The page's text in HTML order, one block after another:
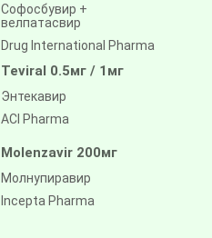
Софосбувир +
велпатасвир
Drug International Pharma
Teviral 0.5мг / 1мг
Энтекавир
ACI Pharma
Molenzavir 200мг
Молнупиравир
Incepta Pharma